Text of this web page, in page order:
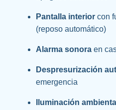
Pantalla interior con
(reposo automático)
Alarma sonora en
Despresurización
emergencia
Iluminación